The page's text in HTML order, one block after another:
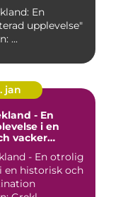
En
upplevelse"
Introduktion: ...
jan
- En
i en
vacker
- En otrolig
en historisk och